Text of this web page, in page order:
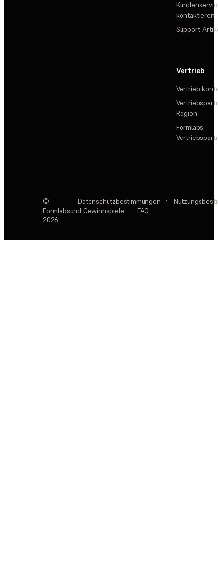
kontaktieren
Support-
Vertrieb
Vertrieb
Region
Formlabs-
©
Formlabs
2026
Datenschutzbestimmungen ·
und Gewinnspiele
· FAQ